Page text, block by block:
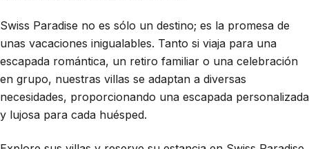
Swiss Paradise no es sólo un destino; es la promesa de
unas vacaciones inigualables. Tanto si viaja para una
escapada romántica, un retiro familiar o una celebración
en grupo, nuestras villas se adaptan a diversas
necesidades, proporcionando una escapada personalizada
y lujosa para cada huésped.